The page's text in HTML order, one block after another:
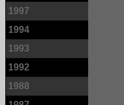
1997
1994
1993
1992
1988